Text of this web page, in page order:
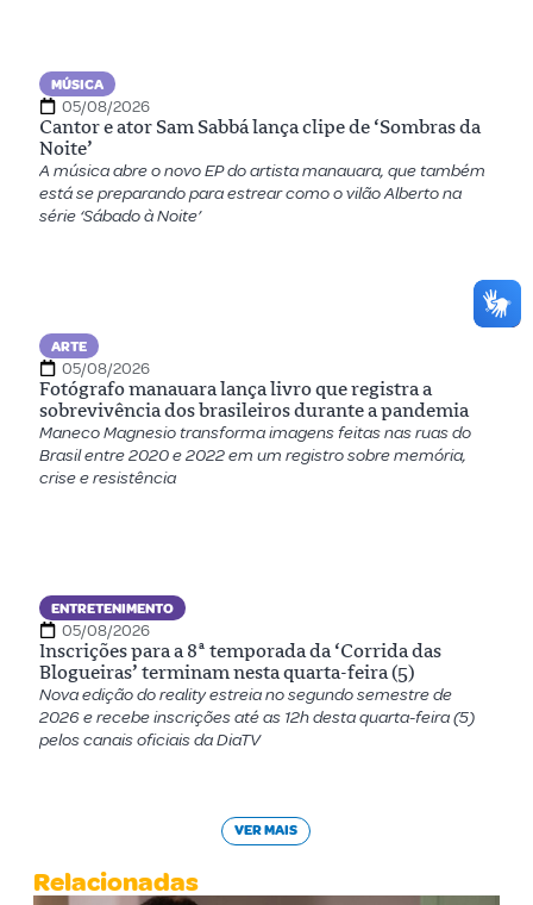
MÚSICA
05/08/2026
Cantor e ator Sam Sabbá lança clipe de ‘Sombras da
Noite’
A música abre o novo EP do artista manauara, que também
está se preparando para estrear como o vilão Alberto na
série ‘Sábado à Noite’
ARTE
05/08/2026
Fotógrafo manauara lança livro que registra a
sobrevivência dos brasileiros durante a pandemia
Maneco Magnesio transforma imagens feitas nas ruas do
Brasil entre 2020 e 2022 em um registro sobre memória,
crise e resistência
ENTRETENIMENTO
05/08/2026
Inscrições para a 8ª temporada da ‘Corrida das
Blogueiras’ terminam nesta quarta-feira (5)
Nova edição do reality estreia no segundo semestre de
2026 e recebe inscrições até as 12h desta quarta-feira (5)
pelos canais oficiais da DiaTV
VER MAIS
Relacionadas